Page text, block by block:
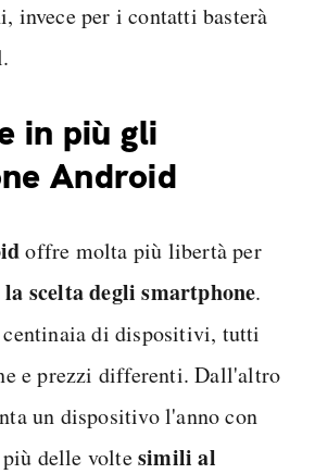
invece per i contatti basterà
in più gli
Android
offre molta più libertà per
scelta degli smartphone.
di dispositivi, tutti
e prezzi differenti. Dall'altro
un dispositivo l'anno con
delle voltesimili al